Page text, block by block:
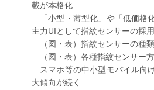
載が本格化
「小型・薄型化」や「低価格
主力UIとして指紋センサーの採
（図・表）指紋センサーの種類
（図・表）各種指紋センサー
スマホ等の中小型モバイル向
大傾向が続く